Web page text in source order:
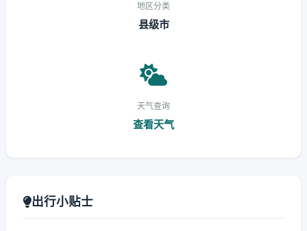
地区分类
县级市
天气查询
查看天气
出行小贴士